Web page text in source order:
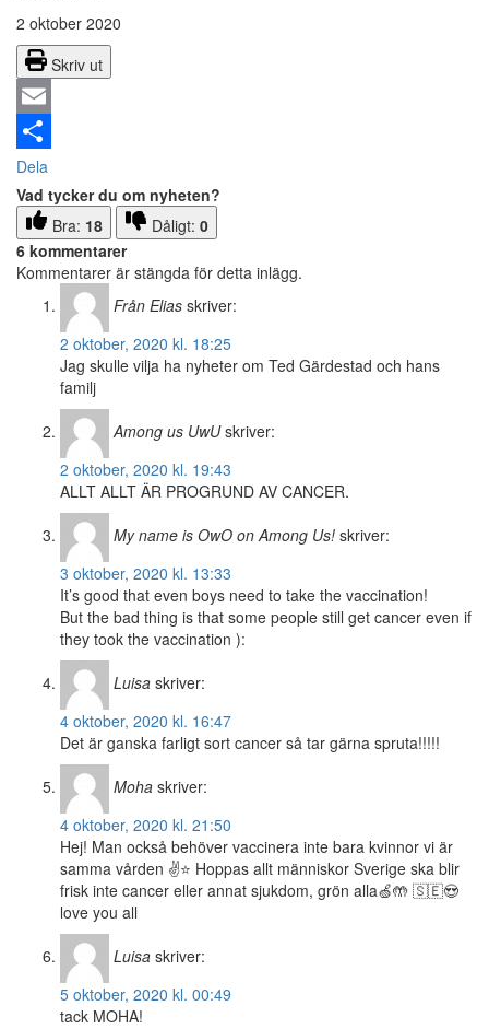
2 oktober 2020
Skriv ut
Email
Dela
Vad tycker du om nyheten?
Bra: 18 Dåligt: 0
6 kommentarer
Kommentarer är stängda för detta inlägg.
Från Elias skriver:
2 oktober, 2020 kl. 18:25
Jag skulle vilja ha nyheter om Ted Gärdestad och hans
familj
Among us UwU skriver:
2 oktober, 2020 kl. 19:43
ALLT ALLT ÄR PROGRUND AV CANCER.
My name is OwO on Among Us! skriver:
3 oktober, 2020 kl. 13:33
It’s good that even boys need to take the vaccination!
But the bad thing is that some people still get cancer even if
they took the vaccination ):
Luisa skriver:
4 oktober, 2020 kl. 16:47
Det är ganska farligt sort cancer så tar gärna spruta!!!!!
Moha skriver:
4 oktober, 2020 kl. 21:50
Hej! Man också behöver vaccinera inte bara kvinnor vi är
samma vården ✌️⭐️ Hoppas allt människor Sverige ska blir
frisk inte cancer eller annat sjukdom, grön alla🍏🤲 🇸🇪😍
love you all
Luisa skriver:
5 oktober, 2020 kl. 00:49
tack MOHA!